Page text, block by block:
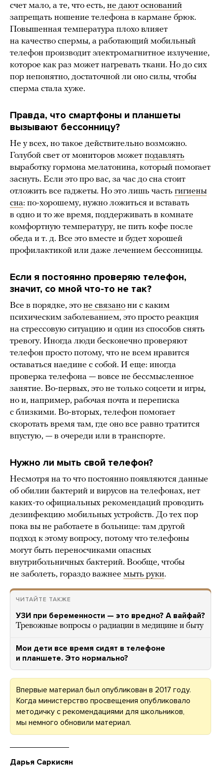
счет мало, а те, что есть, не дают оснований
запрещать ношение телефона в кармане брюк.
Повышенная температура плохо влияет
на качество спермы, а работающий мобильный
телефон производит электромагнитное излучение,
которое как раз может нагревать ткани. Но до сих
пор непонятно, достаточной ли оно силы, чтобы
сперма стала хуже.
Правда, что смартфоны и планшеты
вызывают бессонницу?
Не у всех, но такое действительно возможно.
Голубой свет от мониторов может подавлять
выработку гормона мелатонина, который помогает
заснуть. Если это про вас, за час до сна стоит
отложить все гаджеты. Но это лишь часть гигиены
сна: по-хорошему, нужно ложиться и вставать
в одно и то же время, поддерживать в комнате
комфортную температуру, не пить кофе после
обеда и т. д. Все это вместе и будет хорошей
профилактикой или даже лечением бессонницы.
Если я постоянно проверяю телефон,
значит, со мной что-то не так?
Все в порядке, это не связано ни с каким
психическим заболеванием, это просто реакция
на стрессовую ситуацию и один из способов снять
тревогу. Иногда люди бесконечно проверяют
телефон просто потому, что не всем нравится
оставаться наедине с собой. И еще: иногда
проверка телефона — вовсе не бессмысленное
занятие. Во-первых, это не только соцсети и игры,
но и, например, рабочая почта и переписка
с близкими. Во-вторых, телефон помогает
скоротать время там, где оно все равно тратится
впустую, — в очереди или в транспорте.
Нужно ли мыть свой телефон?
Несмотря на то что постоянно появляются данные
об обилии бактерий и вирусов на телефонах, нет
каких-то официальных рекомендаций проводить
дезинфекцию мобильных устройств. До тех пор
пока вы не работаете в больнице: там другой
подход к этому вопросу, потому что телефоны
могут быть переносчиками опасных
внутрибольничных бактерий. Вообще, чтобы
не заболеть, гораздо важнее мыть руки.
ЧИТАЙТЕ ТАКЖЕ
УЗИ при беременности — это вредно? А вайфай?
Тревожные вопросы о радиации в медицине и быту
Мои дети все время сидят в телефоне
и планшете. Это нормально?
Впервые материал был опубликован в 2017 году.
Когда министерство просвещения опубликовало
методичку с рекомендациями для школьников,
мы немного обновили материал.
Дарья Саркисян